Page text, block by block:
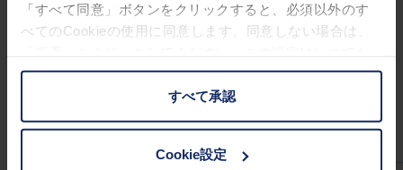
「すべて同意」ボタンをクリックすると、必須以外のす
べてのCookieの使用に同意します。同意しない場合は、
変更することができます。
お客様の権利に関する詳細は、プライバシーポリシー|
すべて承認
Cookie設定
ラ
イ
カ
ト